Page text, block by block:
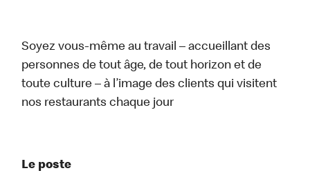
Soyez vous-même au travail – accueillant des
personnes de tout âge, de tout horizon et de
toute culture – à l’image des clients qui visitent
nos restaurants chaque jour
Le poste